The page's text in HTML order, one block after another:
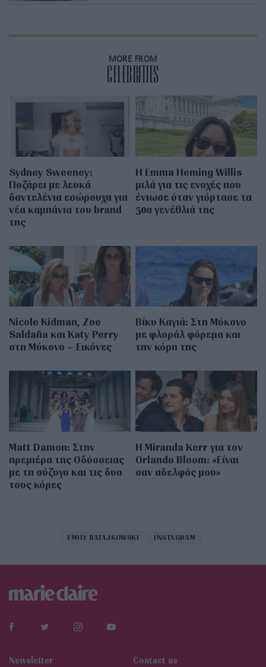
MORE FROM
CELEBRITIES
Sydney Sweeney:
Ποζάρει με λευκά
δαντελένια εσώρουχα για
νέα καμπάνια του brand
της
H Emma Heming Willis
μιλά για τις ενοχές που
ένιωσε όταν γιόρτασε τα
50α γενέθλιά της
Nicole Kidman, Zoe
Saldaña και Katy Perry
στη Μύκονο – Εικόνες
Βίκυ Καγιά: Στη Μύκονο
με φλοράλ φόρεμα και
την κόρη της
Matt Damon: Στην
πρεμιέρα της Οδύσσειας
με τη σύζυγο και τις δυο
τους κόρες
Η Miranda Kerr για τον
Orlando Bloom: «Είναι
σαν αδελφός μου»
EMILY RATAJKOWSKI INSTAGRAM
Newsletter Contact us